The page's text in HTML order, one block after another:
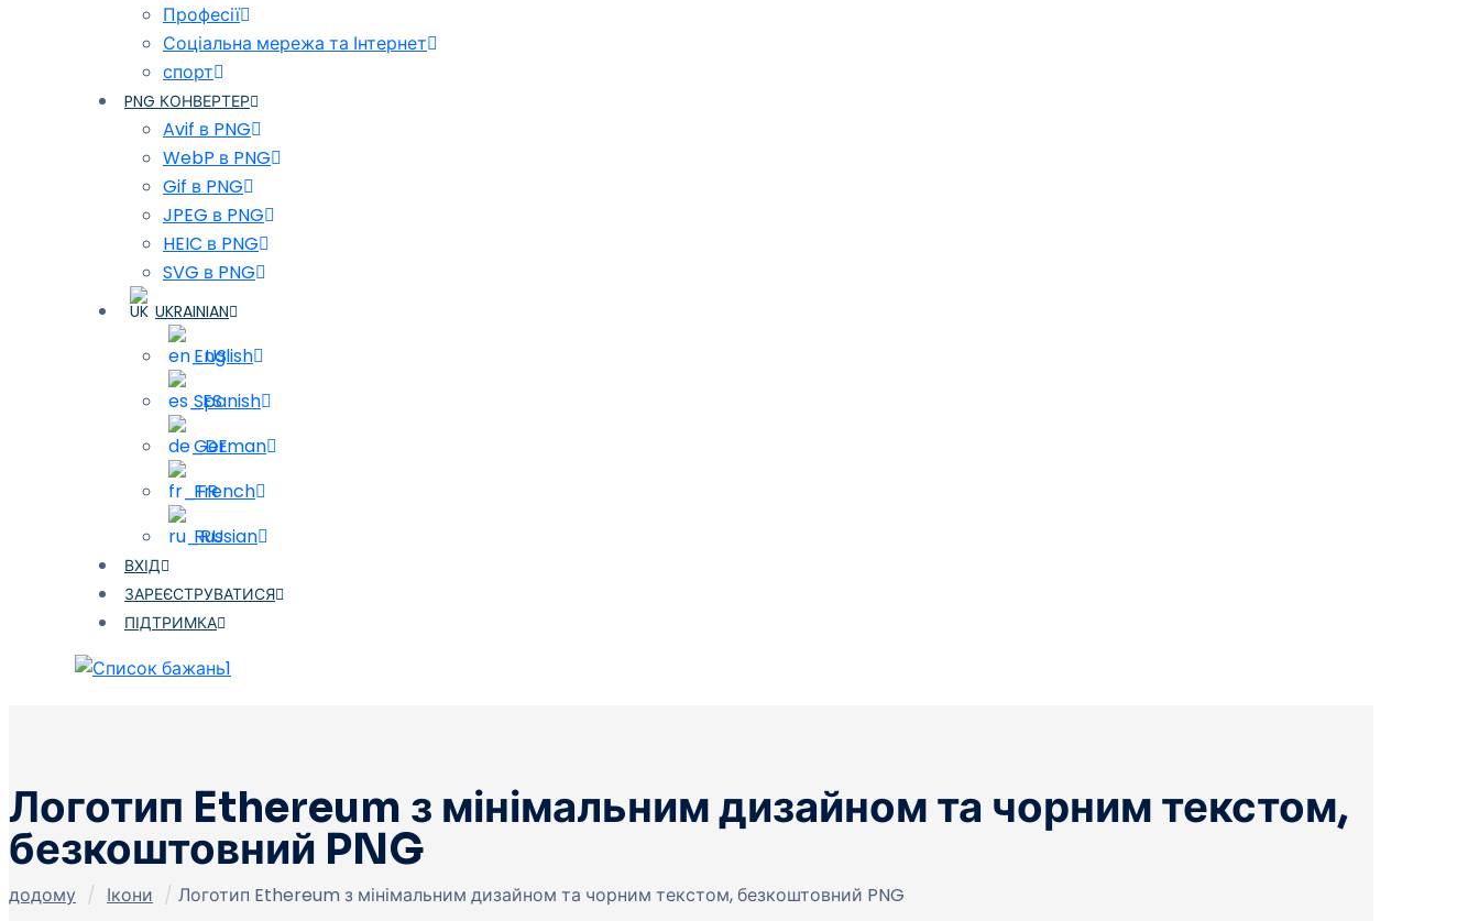
Професії
Соціальна мережа та Інтернет
спорт
PNG КОНВЕРТЕР
Avif в PNG
WebP в PNG
Gif в PNG
JPEG в PNG
HEIC в PNG
SVG в PNG
UKRAINIAN
English
Spanish
German
French
Russian
ВХІД
ЗАРЕЄСТРУВАТИСЯ
ПІДТРИМКА
1
Логотип Ethereum з мінімальним дизайном та чорним текстом,
безкоштовний PNG
додому / Ікони / Логотип Ethereum з мінімальним дизайном та чорним текстом, безкоштовний PNG